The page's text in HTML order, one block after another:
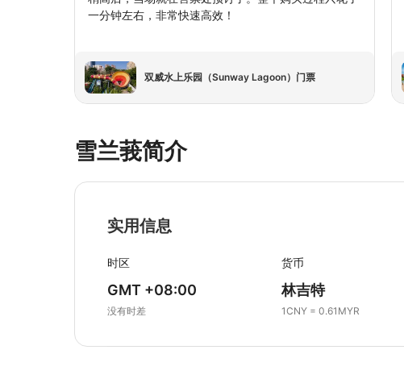
一分钟左右，非常快速高效！
双威水上乐园（Sunway Lagoon）门票
雪兰莪简介
实用信息
时区
GMT +08:00
没有时差
货币
林吉特
1CNY = 0.61MYR